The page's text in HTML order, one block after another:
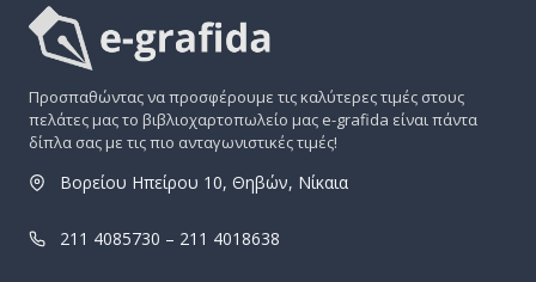
Προσπαθώντας να προσφέρουμε τις καλύτερες τιμές στους
πελάτες μας το βιβλιοχαρτοπωλείο μας e-grafida είναι πάντα
δίπλα σας με τις πιο ανταγωνιστικές τιμές!
Βορείου Ηπείρου 10, Θηβών, Νίκαια
211 4085730 – 211 4018638